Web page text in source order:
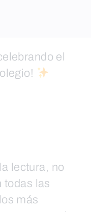
el
lectura, no
todas las
más